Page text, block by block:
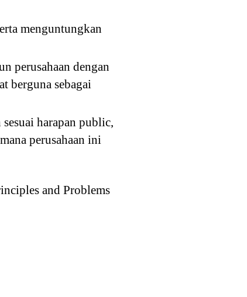
menguntungkan
perusahaan dengan
berguna sebagai
harapan public,
perusahaan ini
and Problems